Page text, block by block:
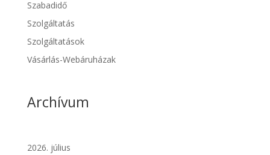
Szabadidő
Szolgáltatás
Szolgáltatások
Vásárlás-Webáruházak
Archívum
2026. július